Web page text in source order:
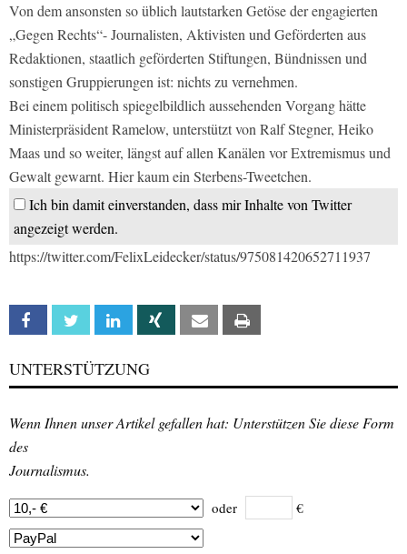
Von dem ansonsten so üblich lautstarken Getöse der engagierten
„Gegen Rechts“- Journalisten, Aktivisten und Geförderten aus
Redaktionen, staatlich geförderten Stiftungen, Bündnissen und
sonstigen Gruppierungen ist: nichts zu vernehmen.
Bei einem politisch spiegelbildlich aussehenden Vorgang hätte
Ministerpräsident Ramelow, unterstützt von Ralf Stegner, Heiko
Maas und so weiter, längst auf allen Kanälen vor Extremismus und
Gewalt gewarnt. Hier kaum ein Sterbens-Tweetchen.
Ich bin damit einverstanden, dass mir Inhalte von Twitter
angezeigt werden.
https://twitter.com/FelixLeidecker/status/975081420652711937
Facebook Twitter Linkedin Xing Email
UNTERSTÜTZUNG
Wenn Ihnen unser Artikel gefallen hat: Unterstützen Sie diese Form
des
Journalismus.
oder €